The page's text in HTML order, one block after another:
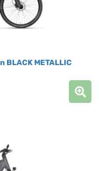
BLACK METALLIC